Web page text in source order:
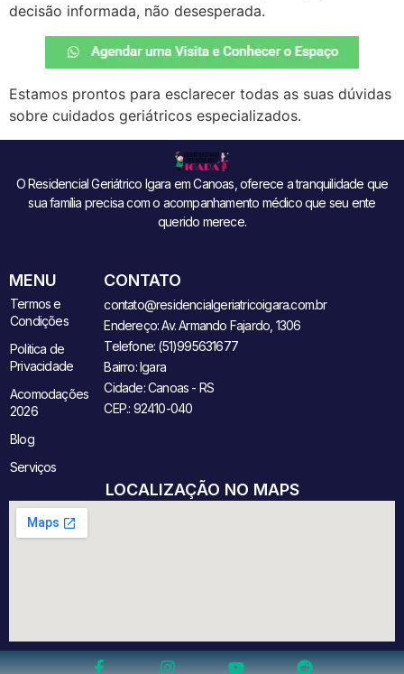
decisão informada, não desesperada.
Estamos prontos para esclarecer todas as suas dúvidas
sobre cuidados geriátricos especializados.
O Residencial Geriátrico Igara em Canoas, oferece a tranquilidade que
sua família precisa com o acompanhamento médico que seu ente
querido merece.
MENU
Termos e
Condições
Politica de
Privacidade
Acomodações
2026
Blog
Serviços
CONTATO
contato@residencialgeriatricoigara.com.br
Endereço: Av. Armando Fajardo, 1306
Telefone: (51)995631677
Bairro: Igara
Cidade: Canoas - RS
CEP.: 92410-040
LOCALIZAÇÃO NO MAPS